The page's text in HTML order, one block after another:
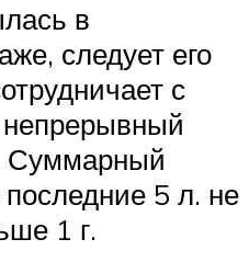
в
следует его
с
Суммарный
5 л. не
1 г.